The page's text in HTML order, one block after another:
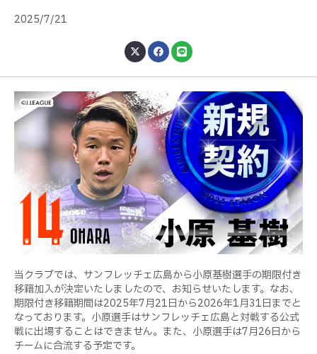
2025/7/21
当クラブでは、サンフレッチェ広島から小原基樹選手の期限付き
移籍加入が決定いたしましたので、お知らせいたします。なお、
期限付き移籍期間は2025年7月21日から2026年1月31日までと
なっております。小原選手はサンフレッチェ広島と対戦する公式
戦に出場することはできません。また、小原選手は7月26日から
チームに合流する予定です。